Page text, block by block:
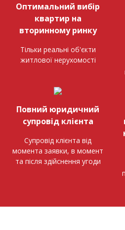
Оптимальний вибір
квартир на
вторинному ринку
Тільки реальні об'єкти
житлової нерухомості
Повний юридичний
супровід клієнта
Супровід клієнта від
момента заявки, в момент
та після здійснення угоди